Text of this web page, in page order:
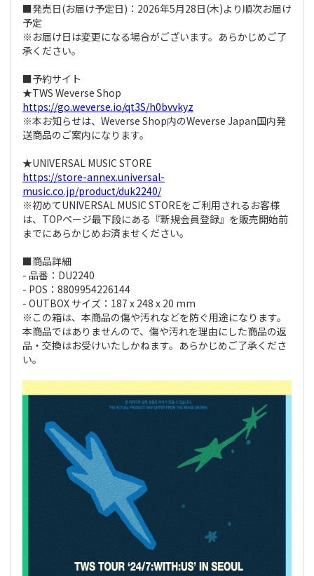
■発売日(お届け予定日)：2026年5月28日(木)より順次お届け
予定
※お届け日は変更になる場合がございます。あらかじめご了
承ください。
■予約サイト
★TWS Weverse Shop
https://go.weverse.io/qt3S/h0bvvkyz
※本お知らせは、Weverse Shop内のWeverse Japan国内発
送商品のご案内になります。
★UNIVERSAL MUSIC STORE
https://store-annex.universal-
music.co.jp/product/duk2240/
※初めてUNIVERSAL MUSIC STOREをご利用されるお客様
は、TOPページ最下段にある『新規会員登録』を販売開始前
までにあらかじめお済ませください。
■商品詳細
- 品番：DU2240
- POS：8809954226144
- OUTBOX サイズ：187 x 248 x 20 mm
※この箱は、本商品の傷や汚れなどを防ぐ用途になります。
本商品ではありませんので、傷や汚れを理由にした商品の返
品・交換はお受けいたしかねます。あらかじめご了承くださ
い。